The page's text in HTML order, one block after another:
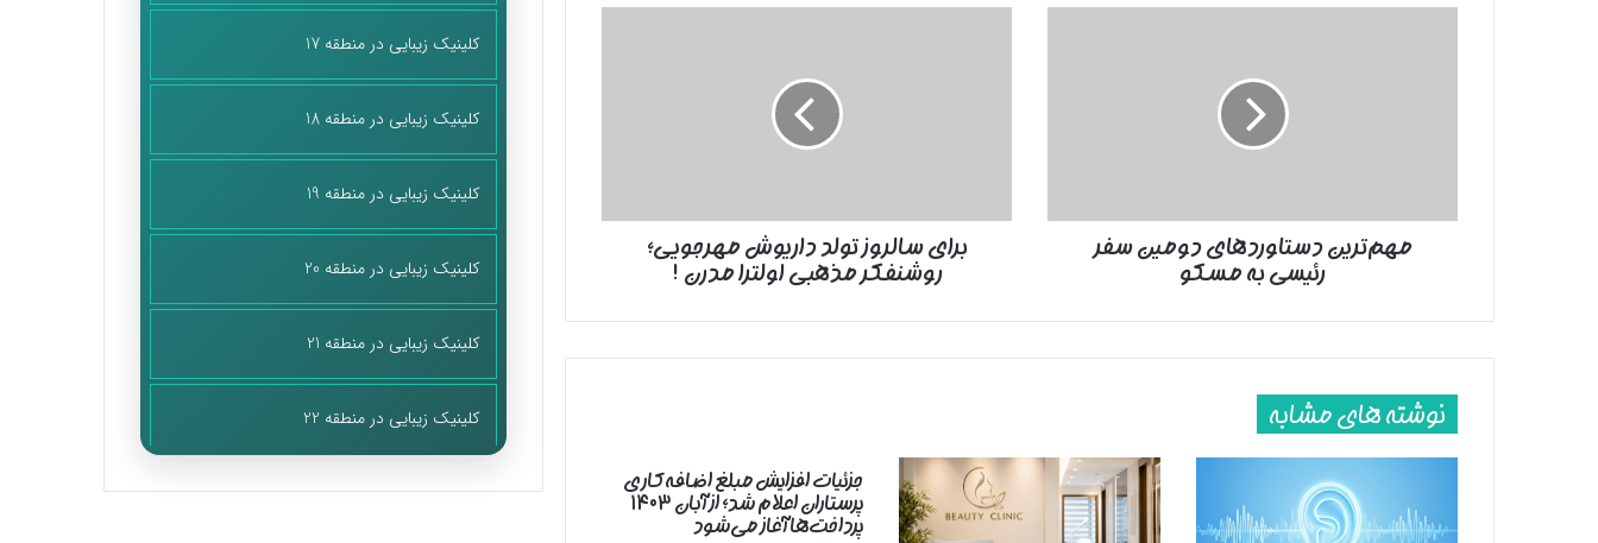
مهم‌ترین دستاورد‌های دومین سفر
رئیسی به مسکو
مدرن
برای سالروز تولد داریوش مهرجویی؛
روشنفکر مذهبی اولترا مدرن !
نوشته های مشابه
جزئیات افزایش مبلغ اضافه‌کاری
پرستاران اعلام شد؛ از آبان ۱۴۰۳
پرداخت‌ها آغاز می‌شود
کلینیک زیبایی در منطقه 17
کلینیک زیبایی در منطقه 18
کلینیک زیبایی در منطقه 19
کلینیک زیبایی در منطقه 20
کلینیک زیبایی در منطقه 21
کلینیک زیبایی در منطقه 22